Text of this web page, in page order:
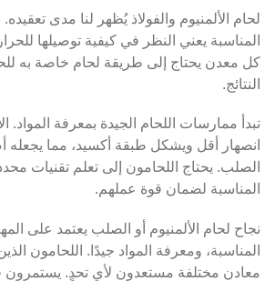
لحام الألمنيوم والفولاذ يُظهر لنا مدى تعقيده.
المناسبة يعني النظر في كيفية توصيلها
كل معدن يحتاج إلى طريقة لحام خاصة به
النتائج.
تبدأ ممارسات اللحام الجيدة بمعرفة المواد.
انصهار أقل ويشكل طبقة أكسيد، مما
الصلب. يحتاج اللحامون إلى تعلم تقنيات
المناسبة لضمان قوة عملهم.
نجاح لحام الألمنيوم أو الصلب يعتمد على
المناسبة، ومعرفة المواد جيدًا. اللحامون
معادن مختلفة مستعدون لأي تحدٍ. يستمرون